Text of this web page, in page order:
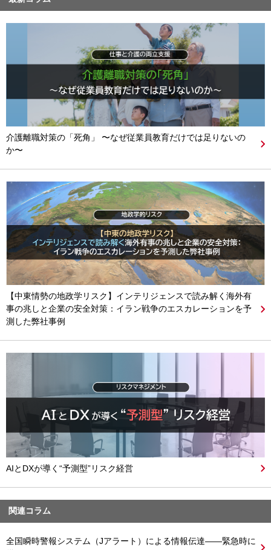
介護離職対策の「死角」 〜なぜ従業員教育だけでは足りないの
か〜
【中東情勢の地政学リスク】インテリジェンスで読み解く海外有
事の兆しと企業の安全対策：イラン戦争のエスカレーションを予
測した弊社事例
AIとDXが導く“予測型”リスク経営
関連コラム
全国瞬時警報システム（Jアラート）による情報伝達――緊急時に